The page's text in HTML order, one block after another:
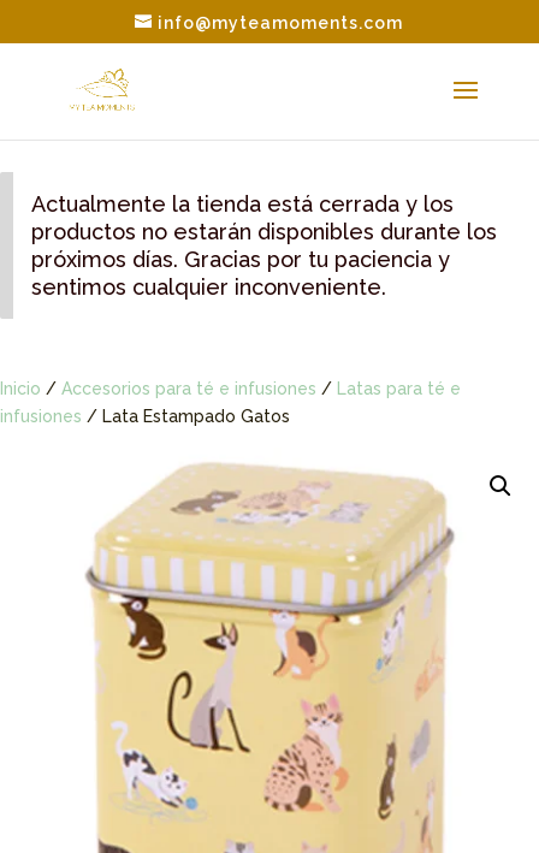
info@myteamoments.com
Actualmente la tienda está cerrada y los
productos no estarán disponibles durante los
próximos días. Gracias por tu paciencia y
sentimos cualquier inconveniente.
Inicio / Accesorios para té e infusiones / Latas para té e
infusiones / Lata Estampado Gatos